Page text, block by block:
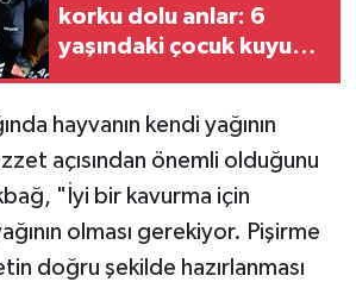
korku dolu anlar: 6
yaşındaki çocuk kuyuya
hayvanın kendi yağının
açısından önemli olduğunu
"İyi bir kavurma için
olması gerekiyor. Pişirme
doğru şekilde hazırlanması